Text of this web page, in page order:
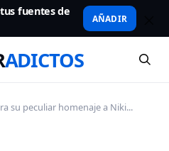
fuentes de
AÑADIR
ADICTOS
su peculiar homenaje a Niki...